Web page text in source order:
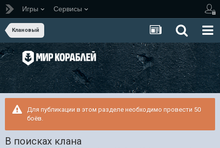
Игры Сервисы
Клановый
Для публикации в этом разделе необходимо провести 50
боёв.
В поисках клана